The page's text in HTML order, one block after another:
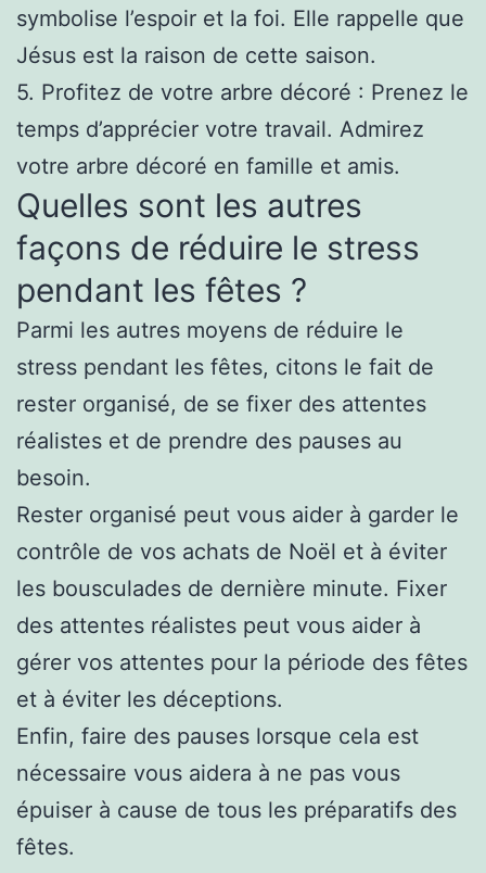
symbolise l’espoir et la foi. Elle rappelle que
Jésus est la raison de cette saison.
5. Profitez de votre arbre décoré : Prenez le
temps d’apprécier votre travail. Admirez
votre arbre décoré en famille et amis.
Quelles sont les autres
façons de réduire le stress
pendant les fêtes ?
Parmi les autres moyens de réduire le
stress pendant les fêtes, citons le fait de
rester organisé, de se fixer des attentes
réalistes et de prendre des pauses au
besoin.
Rester organisé peut vous aider à garder le
contrôle de vos achats de Noël et à éviter
les bousculades de dernière minute. Fixer
des attentes réalistes peut vous aider à
gérer vos attentes pour la période des fêtes
et à éviter les déceptions.
Enfin, faire des pauses lorsque cela est
nécessaire vous aidera à ne pas vous
épuiser à cause de tous les préparatifs des
fêtes.